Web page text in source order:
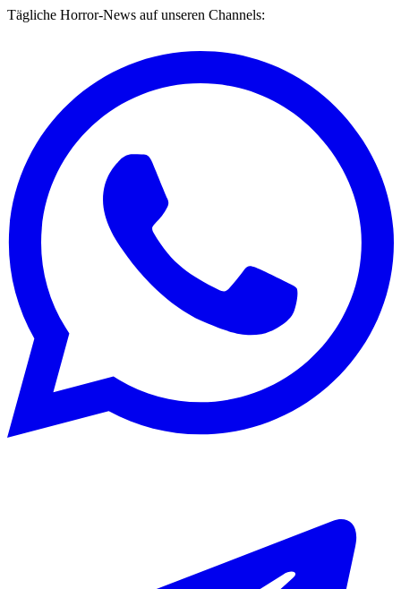
Tägliche Horror-News auf unseren Channels: